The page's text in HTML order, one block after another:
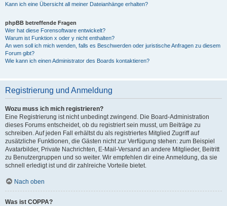
Kann ich eine Übersicht all meiner Dateianhänge erhalten?
phpBB betreffende Fragen
Wer hat diese Forensoftware entwickelt?
Warum ist Funktion x oder y nicht enthalten?
An wen soll ich mich wenden, falls es Beschwerden oder juristische Anfragen zu diesem
Forum gibt?
Wie kann ich einen Administrator des Boards kontaktieren?
Registrierung und Anmeldung
Wozu muss ich mich registrieren?
Eine Registrierung ist nicht unbedingt zwingend. Die Board-Administration
dieses Forums entscheidet, ob du registriert sein musst, um Beiträge zu
schreiben. Auf jeden Fall erhältst du als registriertes Mitglied Zugriff auf
zusätzliche Funktionen, die Gästen nicht zur Verfügung stehen: zum Beispiel
Avatarbilder, Private Nachrichten, E-Mail-Versand an andere Mitglieder, Beitritt
zu Benutzergruppen und so weiter. Wir empfehlen dir eine Anmeldung, da sie
schnell erledigt ist und dir zahlreiche Vorteile bietet.
Nach oben
Was ist COPPA?